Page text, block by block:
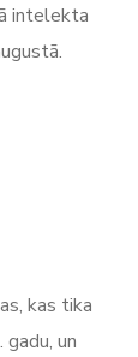
intelekta
kas tika
un